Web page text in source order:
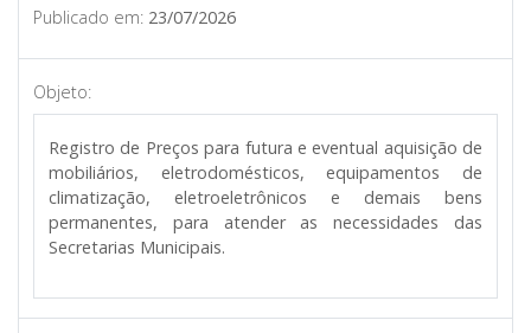
Publicado em: 23/07/2026
Objeto:
Registro de Preços para futura e eventual aquisição de
mobiliários, eletrodomésticos, equipamentos de
climatização, eletroeletrônicos e demais bens
permanentes, para atender as necessidades das
Secretarias Municipais.